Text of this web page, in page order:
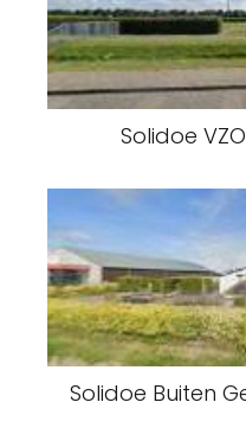
Solidoe
Solidoe Buiten